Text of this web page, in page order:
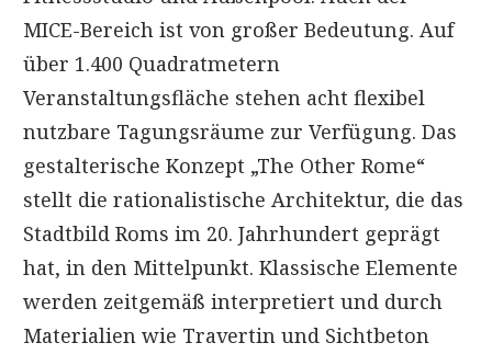
MICE-Bereich ist von großer Bedeutung. Auf
über 1.400 Quadratmetern
Veranstaltungsfläche stehen acht flexibel
nutzbare Tagungsräume zur Verfügung. Das
gestalterische Konzept „The Other Rome“
stellt die rationalistische Architektur, die das
Stadtbild Roms im 20. Jahrhundert geprägt
hat, in den Mittelpunkt. Klassische Elemente
werden zeitgemäß interpretiert und durch
Materialien wie Travertin und Sichtbeton